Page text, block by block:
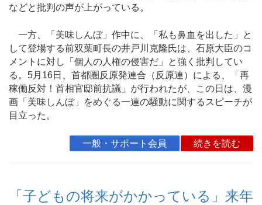
などと批判の声が上がっている。
一方、「美味しんぼ」作中に、「私も鼻血を出した」と
して登場する前双葉町長の井戸川克隆氏は、石原大臣のコ
メントに対し「個人の人権の侵害だ」と強く批判してい
る。5月16日、首都圏反原発連合（反原連）による、「再
稼働反対！首相官邸前抗議」が行われたが、この日は、漫
画「美味しんぼ」をめぐる一連の騒動に関するスピーチが
目立った。
一般・サポート会員 続きを読む
「子どもの将来がかかっている」来年